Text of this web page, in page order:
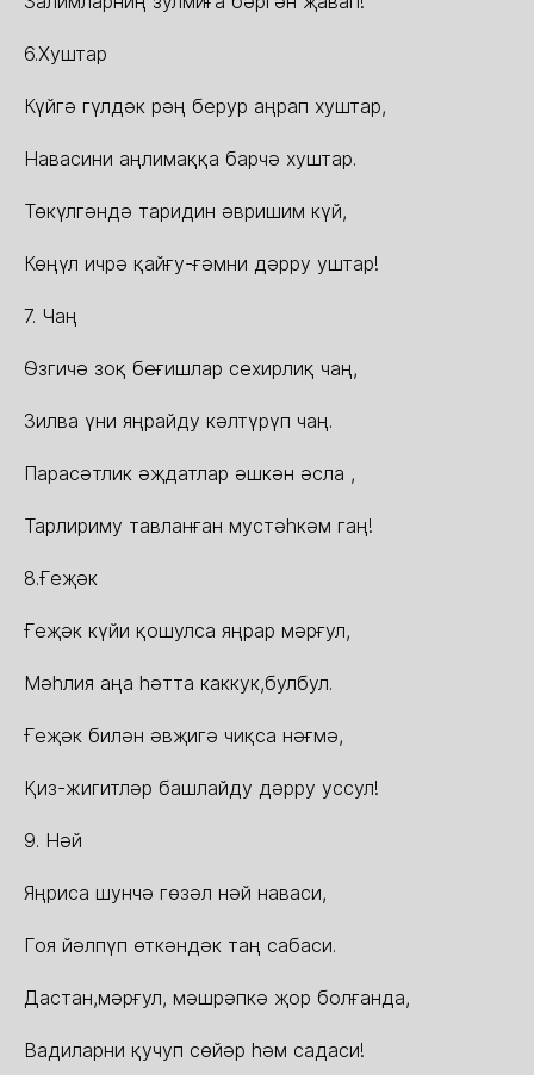
6.Хуштар
Күйгə гүлдəк рəң берур аңрап хуштар,
Навасини аңлимаққа барчə хуштар.
Төкүлгəндə таридин əвришим күй,
Көңүл ичрə қайғу-ғəмни дəрру уштар!
7. Чаң
Өзгичə зоқ беғишлар сехирлиқ чаң,
Зилва үни яңрайду кəлтүрүп чаң.
Парасəтлик əҗдатлар əшкəн əсла ,
Тарлириму тавланған мустəһкəм гаң!
8.Ғеҗəк
Ғеҗəк күйи қошулса яңрар мəрғул,
Мəһлия аңа һəтта каккук,булбул.
Ғеҗəк билəн əвҗигə чиқса нəғмə,
Қиз-жигитлəр башлайду дəрру уссул!
9. Нəй
Яңриса шунчə гөзəл нəй наваси,
Гоя йəлпүп өткəндəк таң сабаси.
Дастан,мəрғул, мəшрəпкə җор болғанда,
Вадиларни қучуп сөйəр һəм садаси!